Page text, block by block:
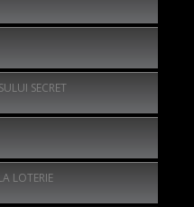
SECRET
LOTERIE